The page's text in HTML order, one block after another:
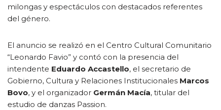
milongas y espectáculos con destacados referentes
del género.
El anuncio se realizó en el Centro Cultural Comunitario
“Leonardo Favio” y contó con la presencia del
intendente Eduardo Accastello, el secretario de
Gobierno, Cultura y Relaciones Institucionales Marcos
Bovo, y el organizador Germán Macía, titular del
estudio de danzas Passion.